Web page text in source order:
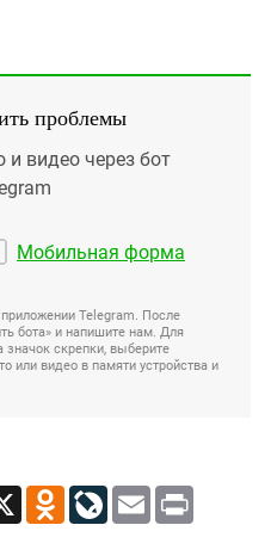
проблемы
видео через бот
Мобильная форма
Telegram. После
бота» и напишите нам. Для
скрепки, выберите
или видео в памяти устройства и
X Odnoklassniki
LiveJournal
Email Print